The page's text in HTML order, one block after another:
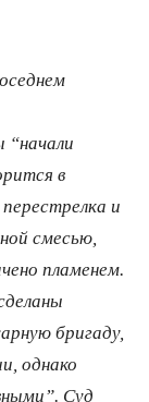
“начали
в
и
смесью,
пламенем.
бригаду,
однако
Суд